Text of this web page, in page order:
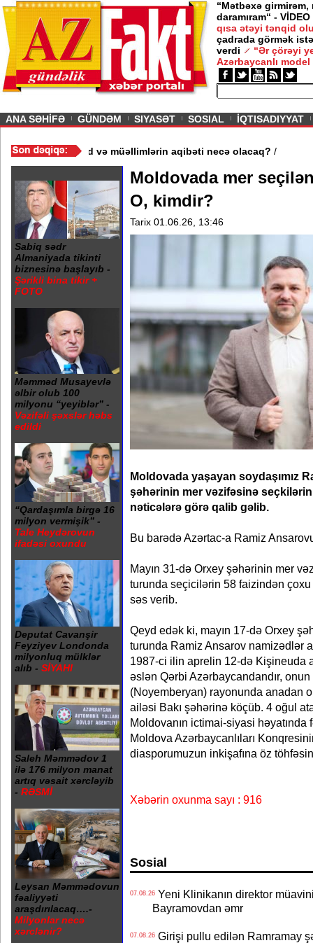
“Mətbəxə girmirəm,
daramıram“ - VİDEO
qısa ətəyi tənqid
çadrada görmək
verdi
“Ər çörəyi
Azərbaycanlı model
ANA SƏHİFƏ GÜNDƏM SIYASƏT SOSIAL İQTISADIYYAT
məktəb bağlandı - Şagird və müəllimlərin aqibəti necə olacaq?
Sabiq sədr
Almaniyada tikinti
biznesinə başlayıb -
Şərikli bina tikir +
FOTO
Məmməd Musayevlə
əlbir olub 100
milyonu “yeyiblər” -
Vəzifəli şəxslər həbs
edildi
“Qardaşımla birgə 16
milyon vermişik” -
Tale Heydərovun
ifadəsi oxundu
Deputat Cavanşir
Feyziyev Londonda
milyonluq mülklər
alıb - SİYAHI
Saleh Məmmədov 1
ilə 176 milyon manat
artıq vəsait xərcləyib
- RƏSMİ
Leysan Məmmədovun
fəaliyyəti
araşdırılacaq….-
Milyonlar necə
xərclənir?
Moldovada mer
O, kimdir?
Tarix 01.06.26, 13:46
Moldovada yaşayan soydaşımız
şəhərinin mer vəzifəsinə
nəticələrə görə qalib gəlib.
Bu barədə Azərtac-a Ramiz
Mayın 31-də Orxey şəhərinin mer
turunda seçicilərin 58 faizindən
səs verib.
Qeyd edək ki, mayın 17-də Orxey
turunda Ramiz Ansarov namizədlər
1987-ci ilin aprelin 12-də Kişineuda
əslən Qərbi Azərbaycandandır, onun
(Noyemberyan) rayonunda anadan
ailəsi Bakı şəhərinə köçüb. 4 oğul
Moldovanın ictimai-siyasi həyatında
Moldova Azərbaycanlıları
diasporumuzun inkişafına öz
Xəbərin oxunma sayı : 916
Sosial
07.08.26Yeni Klinikanın direktor müavini
Bayramovdan əmr
07.08.26Girişi pullu edilən Ramramay